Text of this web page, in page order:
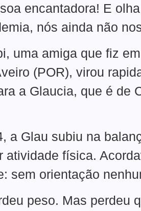
encantadora! E
nós ainda não
uma amiga que fiz
(POR), virou
a Glaucia, que é de
a Glau subiu na
física.
sem orientação
peso. Mas perdeu